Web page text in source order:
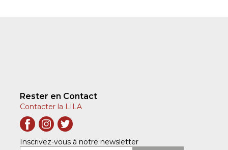
Rester en Contact
Contacter la LILA
Inscrivez-vous à notre newsletter